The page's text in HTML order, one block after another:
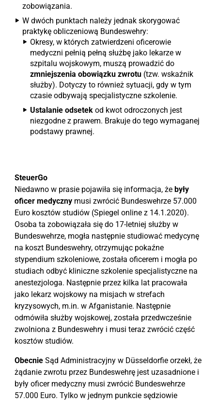
zobowiązania.
W dwóch punktach należy jednak skorygować
praktykę obliczeniową Bundeswehry:
Okresy, w których zatwierdzeni oficerowie
medyczni pełnią pełną służbę jako lekarze w
szpitalu wojskowym, muszą prowadzić do
zmniejszenia obowiązku zwrotu (tzw. wskaźnik
służby). Dotyczy to również sytuacji, gdy w tym
czasie odbywają specjalistyczne szkolenie.
Ustalanie odsetek od kwot odroczonych jest
niezgodne z prawem. Brakuje do tego wymaganej
podstawy prawnej.
SteuerGo
Niedawno w prasie pojawiła się informacja, że były
oficer medyczny musi zwrócić Bundeswehrze 57.000
Euro kosztów studiów (Spiegel online z 14.1.2020).
Osoba ta zobowiązała się do 17-letniej służby w
Bundeswehrze, mogła następnie studiować medycynę
na koszt Bundeswehry, otrzymując pokaźne
stypendium szkoleniowe, została oficerem i mogła po
studiach odbyć kliniczne szkolenie specjalistyczne na
anestezjologa. Następnie przez kilka lat pracowała
jako lekarz wojskowy na misjach w strefach
kryzysowych, m.in. w Afganistanie. Następnie
odmówiła służby wojskowej, została przedwcześnie
zwolniona z Bundeswehry i musi teraz zwrócić część
kosztów studiów.
Obecnie Sąd Administracyjny w Düsseldorfie orzekł, że
żądanie zwrotu przez Bundeswehrę jest uzasadnione i
były oficer medyczny musi zwrócić Bundeswehrze
57.000 Euro. Tylko w jednym punkcie sędziowie